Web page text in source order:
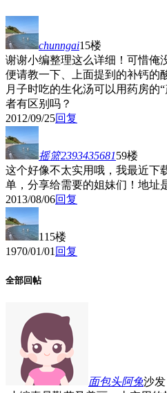
chunngai15楼
谢谢小编整理这么详细！可惜俺
便请教一下、上面提到的补钙的
月子时吃的生化汤可以用药房的
者有区别吗？
2012/09/25回复
摇篮239343568159楼
这个好像不太实用哦，我最近下
单，分享给需要的姐妹们！地址
2013/08/06回复
115楼
1970/01/01 回复
全部回帖
面包头阿兔沙发